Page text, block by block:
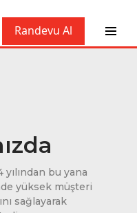
Randevu Al
bu yana
yüksek müşteri
sağlayarak